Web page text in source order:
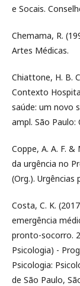
e Socais.
Chemama, R.
Artes Médicas.
Chiattone, H. B.
Contexto
saúde: um novo
ampl. São Paulo:
Coppe, A. A. F.
da urgência no
(Org.). Urgências
Costa, C. K.
emergência
pronto-socorro.
Psicologia) -
Psicologia:
de São Paulo,